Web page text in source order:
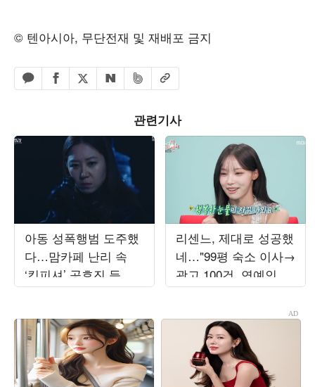
© 텐아시아, 무단전재 및 재배포 금지
카카오톡 공유하기
페이스북 공유하기
엑스 공유하기
네이버 공유하기
밴드 공유하기
URL복사
관련기사
아동 성폭행범 도주했
다…맘카페 난리 속
‘킹피셔’ 공효진 등판
(‘유부녀 킬러’)
리센느, 제대로 성공했
네…"99평 숙소 이사→
광고 100건, 연예인병
경계" ('전참시')